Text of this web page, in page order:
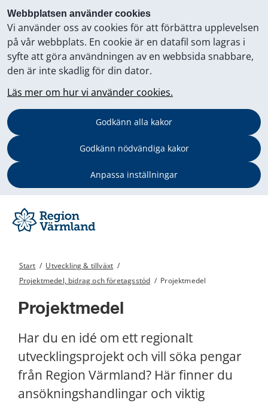
Webbplatsen använder cookies
Vi använder oss av cookies för att förbättra upplevelsen
på vår webbplats. En cookie är en datafil som lagras i
syfte att göra användningen av en webbsida snabbare,
den är inte skadlig för din dator.
Läs mer om hur vi använder cookies.
Godkänn alla kakor
Godkänn nödvändiga kakor
Anpassa inställningar
Start / Utveckling & tillväxt /
Projektmedel, bidrag och företagsstöd / Projektmedel
Projektmedel
Har du en idé om ett regionalt
utvecklingsprojekt och vill söka pengar
från Region Värmland? Här finner du
ansökningshandlingar och viktig